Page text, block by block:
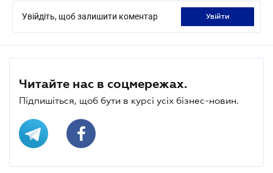
Увійдіть, щоб залишити коментар увійти
Читайте нас в соцмережах.
Підпишіться, щоб бути в курсі усіх бізнес-новин.